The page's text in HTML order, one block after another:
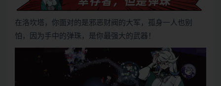
在洛坎塔，你面对的是邪恶财阀的大军，孤身一人也别
怕，因为手中的弹珠，是你最强大的武器！